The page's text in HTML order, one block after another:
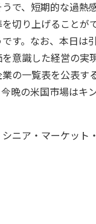
で、短期的な過熱
切り上げることが
す。なお、本日は
を意識した経営の実
の一覧表を公表す
晩の米国市場はキ
シニア・マーケッ